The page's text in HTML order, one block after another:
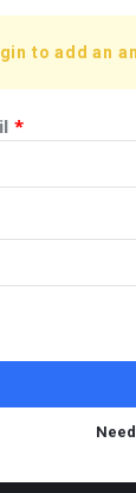
to add an
*